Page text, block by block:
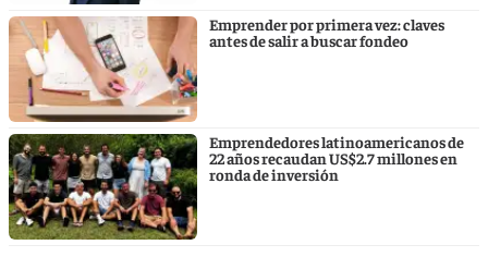
Emprender por primera vez: claves
antes de salir a buscar fondeo
Emprendedores latinoamericanos de
22 años recaudan US$2.7 millones en
ronda de inversión